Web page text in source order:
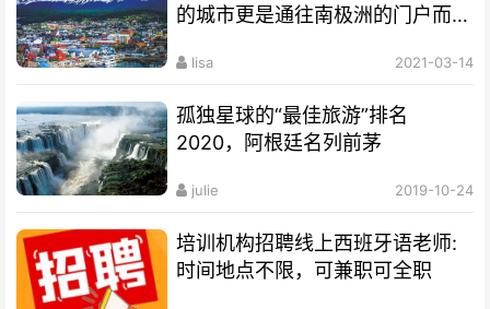
的城市更是通往南极洲的门户而驰
lisa 2021-03-14
孤独星球的“最佳旅游”排名
2020，阿根廷名列前茅
julie 2019-10-24
培训机构招聘线上西班牙语老师:
时间地点不限，可兼职可全职